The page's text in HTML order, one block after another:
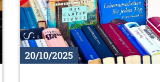
20/10/2025